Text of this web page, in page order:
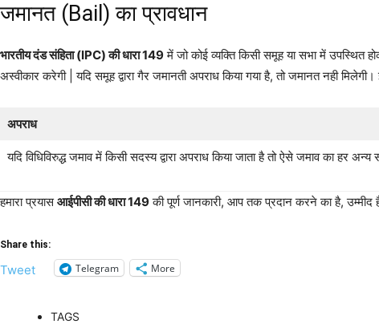
जमानत (Bail) का प्रावधान
भारतीय दंड संहिता (IPC) की धारा 149में जो कोई व्यक्ति किसी समूह या सभा में उपस्थित
अस्वीकार करेगी | यदि समूह द्वारा गैर जमानती अपराध किया गया है, तो जमानत नही
अपराध
यदि विधिविरुद्ध जमाव में किसी सदस्य द्वारा अपराध किया जाता है तो ऐसे जमाव का हर
हमारा प्रयासआईपीसी की धारा 149की पूर्ण जानकारी, आप तक प्रदान करने का है,
Share this:
Tweet Telegram More
TAGS